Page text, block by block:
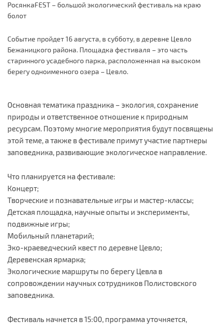
РосянкаFEST – большой экологический фестиваль на краю
болот
Событие пройдет 16 августа, в субботу, в деревне Цевло
Бежаницкого района. Площадка фестиваля – это часть
старинного усадебного парка, расположенная на высоком
берегу одноименного озера – Цевло.
Основная тематика праздника – экология, сохранение
природы и ответственное отношение к природным
ресурсам. Поэтому многие мероприятия будут посвящены
этой теме, а также в фестивале примут участие партнеры
заповедника, развивающие экологическое направление.
Что планируется на фестивале:
Концерт;
Творческие и познавательные игры и мастер-классы;
Детская площадка, научные опыты и эксперименты,
подвижные игры;
Мобильный планетарий;
Эко-краеведческий квест по деревне Цевло;
Деревенская ярмарка;
Экологические маршруты по берегу Цевла в
сопровождении научных сотрудников Полистовского
заповедника.
Фестиваль начнется в 15:00, программа уточняется,